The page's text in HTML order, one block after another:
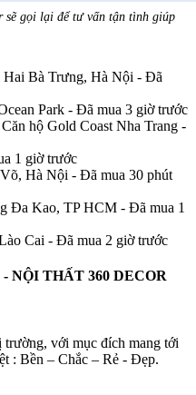
gọi lại để tư vấn tận tình giúp
Hai Bà Trưng, Hà Nội - Đã
Park - Đã mua 3 giờ trước
Căn hộ Gold Coast Nha Trang -
1 giờ trước
Hà Nội - Đã mua 30 phút
Đa Kao, TP HCM - Đã mua 1
Cai - Đã mua 2 giờ trước
NỘI THẤT 360 DECOR
trường, với mục đích mang tới
: Bền – Chắc – Rẻ - Đẹp.